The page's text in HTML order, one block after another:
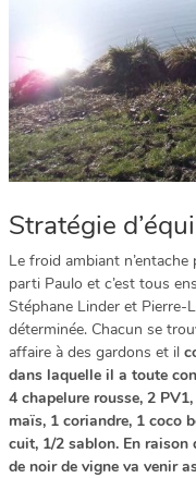
Stratégie
Le froid ambiant
parti Paulo et c’est tous
Stéphane Linder et Pierre-
déterminée. Chacun se
affaire à des gardons et il
dans laquelle il a toute
4 chapelure rousse, 2
maïs, 1 coriandre, 1 coco
cuit, 1/2 sablon. En raison
de noir de vigne va venir